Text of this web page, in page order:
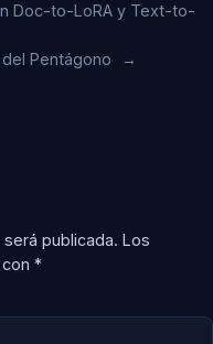
Doc-to-LoRA y Text-to-
Pentágono
→
publicada. Los
*